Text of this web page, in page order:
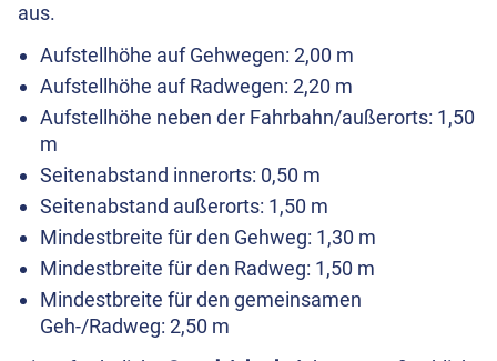
aus.
Aufstellhöhe auf Gehwegen: 2,00 m
Aufstellhöhe auf Radwegen: 2,20 m
Aufstellhöhe neben der Fahrbahn/außerorts: 1,50
m
Seitenabstand innerorts: 0,50 m
Seitenabstand außerorts: 1,50 m
Mindestbreite für den Gehweg: 1,30 m
Mindestbreite für den Radweg: 1,50 m
Mindestbreite für den gemeinsamen
Geh-/Radweg: 2,50 m